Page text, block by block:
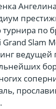
по
Slam
ведущей